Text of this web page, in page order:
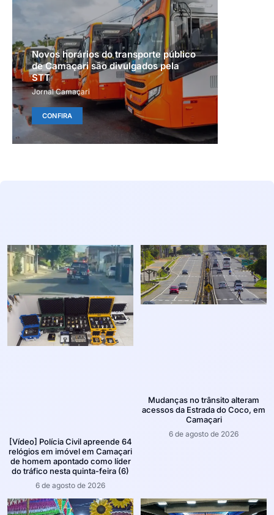
Novos horários do transporte público
de Camaçari são divulgados pela
STT
Jornal Camaçari
CONFIRA
[Vídeo] Polícia Civil apreende 64
relógios em imóvel em Camaçari
de homem apontado como líder
do tráfico nesta quinta-feira (6)
6 de agosto de 2026
Mudanças no trânsito alteram
acessos da Estrada do Coco, em
Camaçari
6 de agosto de 2026